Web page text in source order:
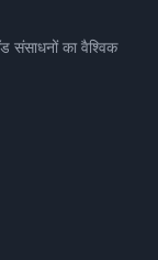
संसाधनों का वैश्विक